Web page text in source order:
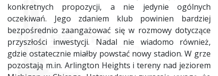
konkretnych propozycji, a nie jedynie ogólnych
oczekiwań. Jego zdaniem klub powinien bardziej
bezpośrednio zaangażować się w rozmowy dotyczące
przyszłości inwestycji. Nadal nie wiadomo również,
gdzie ostatecznie miałby powstać nowy stadion. W grze
pozostają m.in. Arlington Heights i tereny nad jeziorem